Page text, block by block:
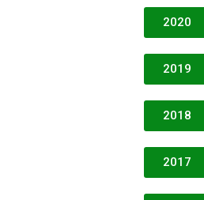
2020
2019
2018
2017